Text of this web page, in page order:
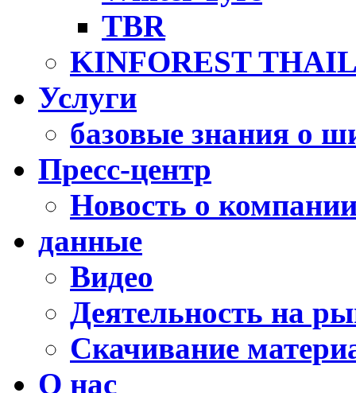
TBR
KINFOREST
Услуги
базовые знания о
Пресс-центр
Новость о
данные
Видео
Деятельность на
Скачивание
О нас